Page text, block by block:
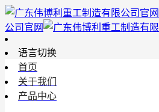
公司官网
语言切换
首页
关于我们
产品中心